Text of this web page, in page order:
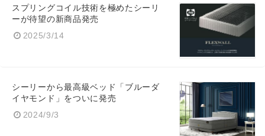
スプリングコイル技術を極めたシーリ
ーが待望の新商品発売
2025/3/14
シーリーから最高級ベッド「ブルーダ
イヤモンド」をついに発売
2024/9/3